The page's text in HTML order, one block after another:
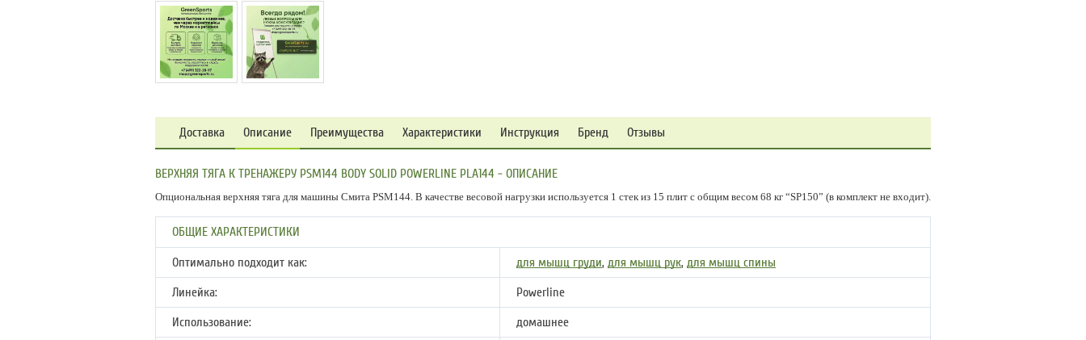
Доставка Описание Преимущества Характеристики Инструкция Бренд Отзывы
ВЕРХНЯЯ ТЯГА К ТРЕНАЖЕРУ PSM144 BODY SOLID POWERLINE PLA144 - ОПИСАНИЕ
Опциональная верхняя тяга для машины Смита PSM144. В качестве весовой нагрузки используется 1 стек из 15 плит с общим весом 68 кг “SP150” (в комплект не входит).
ОБЩИЕ ХАРАКТЕРИСТИКИ
Оптимально подходит как:
для мышц груди, для мышц рук, для мышц спины
Линейка:
Powerline
Использование:
домашнее